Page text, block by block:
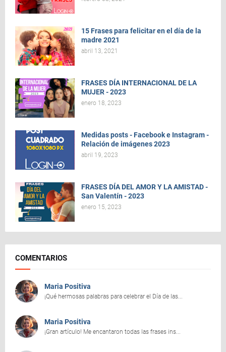
15 Frases para felicitar en el día de la
madre 2021
abril 13, 2021
FRASES DÍA INTERNACIONAL DE LA
MUJER - 2023
enero 18, 2023
Medidas posts - Facebook e Instagram -
Relación de imágenes 2023
abril 19, 2023
FRASES DÍA DEL AMOR Y LA AMISTAD -
San Valentín - 2023
enero 15, 2023
COMENTARIOS
Maria Positiva
¡Qué hermosas palabras para celebrar el Día de las...
Maria Positiva
¡Gran artículo! Me encantaron todas las frases ins...